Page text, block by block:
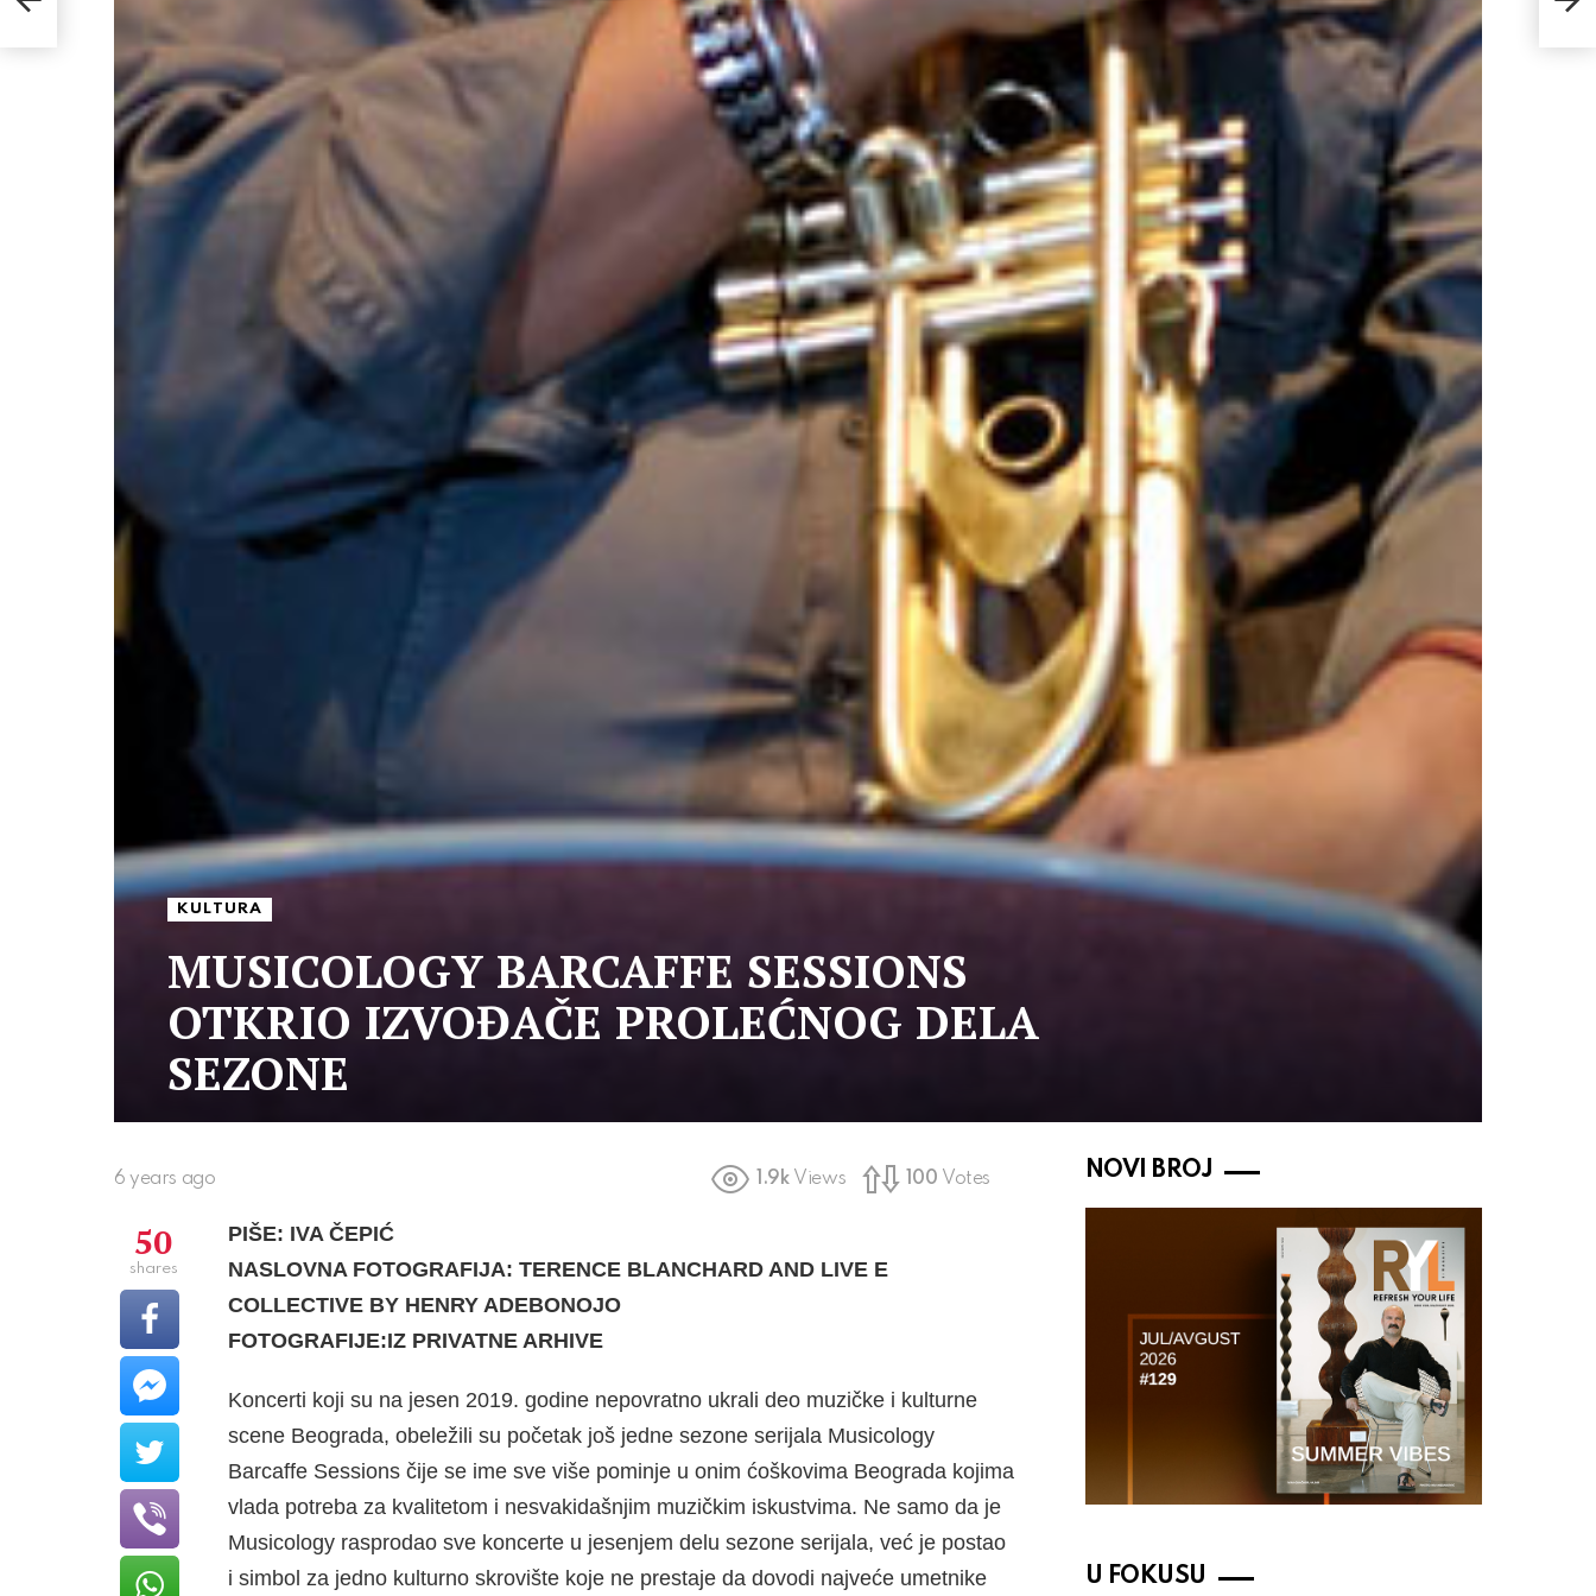
KULTURA
MUSICOLOGY BARCAFFE SESSIONS
OTKRIO IZVOĐAČE PROLEĆNOG DELA
SEZONE
6 years ago 1.9k Views 100 Votes
PIŠE: IVA ČEPIĆ
NASLOVNA FOTOGRAFIJA: TERENCE BLANCHARD AND LIVE E
COLLECTIVE BY HENRY ADEBONOJO
FOTOGRAFIJE:IZ PRIVATNE ARHIVE
Koncerti koji su na jesen 2019. godine nepovratno ukrali deo muzičke i kulturne
scene Beograda, obeležili su početak još jedne sezone serijala Musicology
Barcaffe Sessions čije se ime sve više pominje u onim ćoškovima Beograda kojima
vlada potreba za kvalitetom i nesvakidašnjim muzičkim iskustvima. Ne samo da je
Musicology rasprodao sve koncerte u jesenjem delu sezone serijala, već je postao
i simbol za jedno kulturno skrovište koje ne prestaje da dovodi najveće umetnike
50
shares
NOVI BROJ
U FOKUSU